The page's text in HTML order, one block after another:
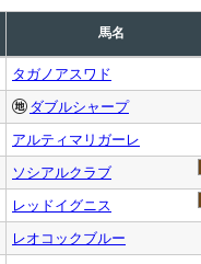
馬名
タガノアスワド
ダブルシャープ
アルティマリガーレ
ソシアルクラブ
レッドイグニス
レオコックブルー